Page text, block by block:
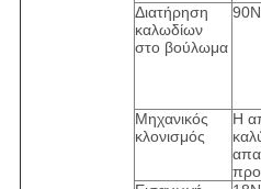
Διατήρηση
καλωδίων
στο βούλωμα
Μηχανικός
κλονισμός
Η